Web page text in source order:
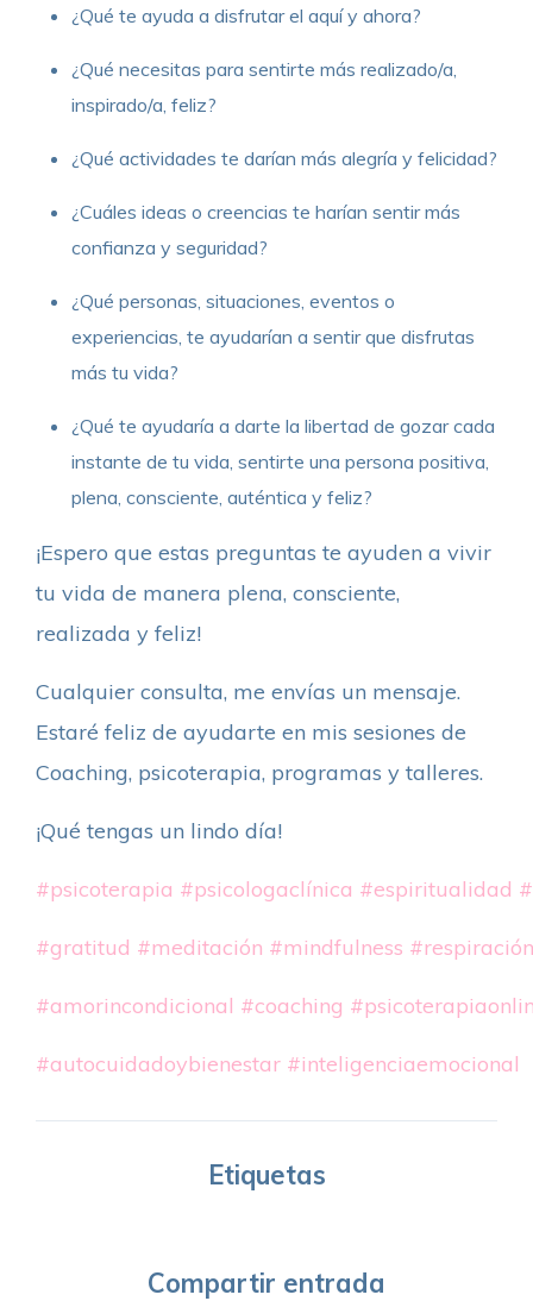
¿Qué te ayuda a disfrutar el aquí y ahora?
¿Qué necesitas para sentirte más realizado/a,
inspirado/a, feliz?
¿Qué actividades te darían más alegría y felicidad?
¿Cuáles ideas o creencias te harían sentir más
confianza y seguridad?
¿Qué personas, situaciones, eventos o
experiencias, te ayudarían a sentir que disfrutas
más tu vida?
¿Qué te ayudaría a darte la libertad de gozar cada
instante de tu vida, sentirte una persona positiva,
plena, consciente, auténtica y feliz?
¡Espero que estas preguntas te ayuden a vivir
tu vida de manera plena, consciente,
realizada y feliz!
Cualquier consulta, me envías un mensaje.
Estaré feliz de ayudarte en mis sesiones de
Coaching, psicoterapia, programas y talleres.
¡Qué tengas un lindo día!
#psicoterapia #psicologaclínica #espiritualidad
#gratitud #meditación #mindfulness #respiración
#amorincondicional #coaching
#autocuidadoybienestar #inteligenciaemocional
Etiquetas
Compartir entrada